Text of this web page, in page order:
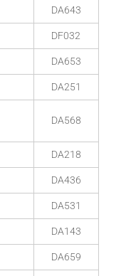
DA643
DF032
DA653
DA251
DA568
DA218
DA436
DA531
DA143
DA659